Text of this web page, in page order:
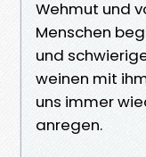
Wehmut und
Menschen
und
weinen mit
uns immer
anregen.